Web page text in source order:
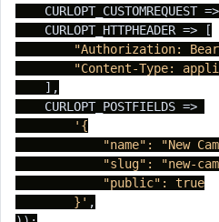
    CURLOPT_CUSTOMREQUEST =>
    CURLOPT_HTTPHEADER => [
"Authorization:
"Content-Type:
    ],
    CURLOPT_POSTFIELDS =>
'{
	}'
,